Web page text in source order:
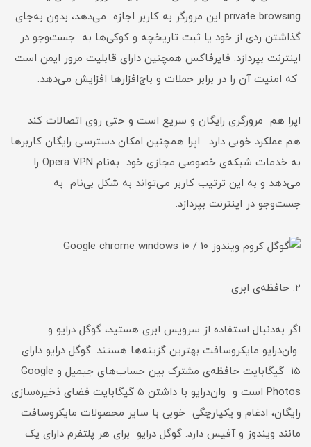
private browsing این مرورگر به کاربر اجازه می‌دهد، بدون به‌جای
گذاشتن ردی از خود یا ثبت تاریخچه و کوکی‌ها به جست‌وجو در
اینترنت بپردازد. فایرفاکس همچنین دارای قابلیت مرور ایمن است
که امنیت آن را در برابر حملات و باج‌افزارها افزایش می‌دهد.
اپرا هم مرورگری رایگان و سریع است و حتی روی اتصالات کند
هم عملکرد خوبی دارد. اپرا همچنین امکان دسترسی رایگان کاربرها
به خدمات شبکه‌ی خصوصی مجازی خود به‌نام Opera VPN را
می‌دهد و به این ترتیب کاربر می‌تواند به شکل بی‌نام به
جست‌وجو در اینترنت بپردازد.
۲. حافظه‌ی ابری
اگر به‌دنبال استفاده از سرویس ابری هستید، گوگل درایو و
وان‌درایو مایکروسافت بهترین گزینه‌ها هستند. گوگل درایو دارای
۱۵ گیگابایت حافظه‌ی مشترک بین حساب‌های جیمیل و Google
Photos است و وان‌درایو با داشتن ۵ گیگابایت فضای ذخیره‌سازی
رایگان، ادغام و یکپارچگی خوبی با سایر محصولات مایکروسافت
مانند ویندوز و آفیس دارد. گوگل درایو برای هر پلتفرم دارای یک